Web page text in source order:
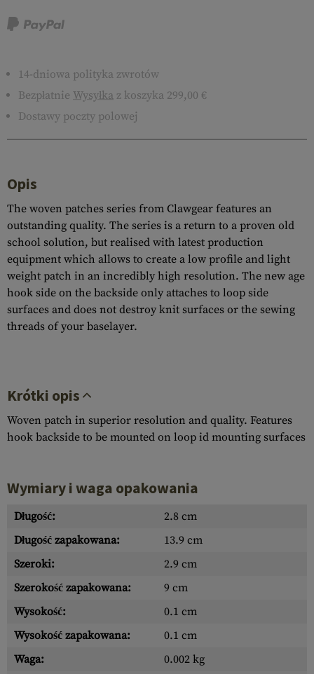
14-dniowa polityka zwrotów
Bezpłatnie Wysyłka z koszyka 299,00 €
Dostawy poczty polowej
Opis
The woven patches series from Clawgear features an
outstanding quality. The series is a return to a proven old
school solution, but realised with latest production
equipment which allows to create a low profile and light
weight patch in an incredibly high resolution. The new age
hook side on the backside only attaches to loop side
surfaces and does not destroy knit surfaces or the sewing
threads of your baselayer.
Krótki opis
Woven patch in superior resolution and quality. Features
hook backside to be mounted on loop id mounting surfaces
Wymiary i waga opakowania
Długość:
2.8 cm
Długość zapakowana:
13.9 cm
Szeroki:
2.9 cm
Szerokość zapakowana:
9 cm
Wysokość:
0.1 cm
Wysokość zapakowana:
0.1 cm
Waga:
0.002 kg